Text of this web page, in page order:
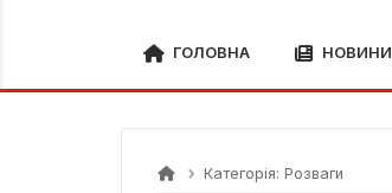
ГОЛОВНА НОВИНИ
Категорія: Розваги